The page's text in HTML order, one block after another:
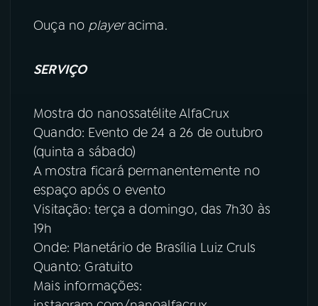
Ouça no playeracima.
SERVIÇO
Mostra do nanossatélite AlfaCrux
Quando: Evento de 24 a 26 de outubro
(quinta a sábado)
A mostra ficará permanentemente no
espaço após o evento
Visitação: terça a domingo, das 7h30 às
19h
Onde: Planetário de Brasília Luiz Cruls
Quanto: Gratuito
Mais informações: